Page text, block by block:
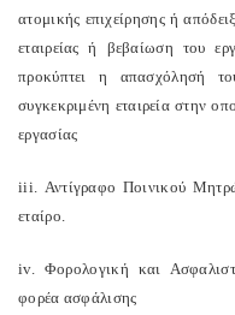
ατομικής επιχείρησης ή
εταιρείας ή βεβαίωση του
προκύπτει η απασχόλησή
συγκεκριμένη εταιρεία στην
εργασίας
iii. Αντίγραφο Ποινικού
εταίρο.
iv. Φορολογική και
φορέα ασφάλισης